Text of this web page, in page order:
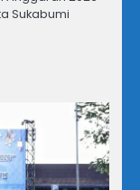
Sukabumi